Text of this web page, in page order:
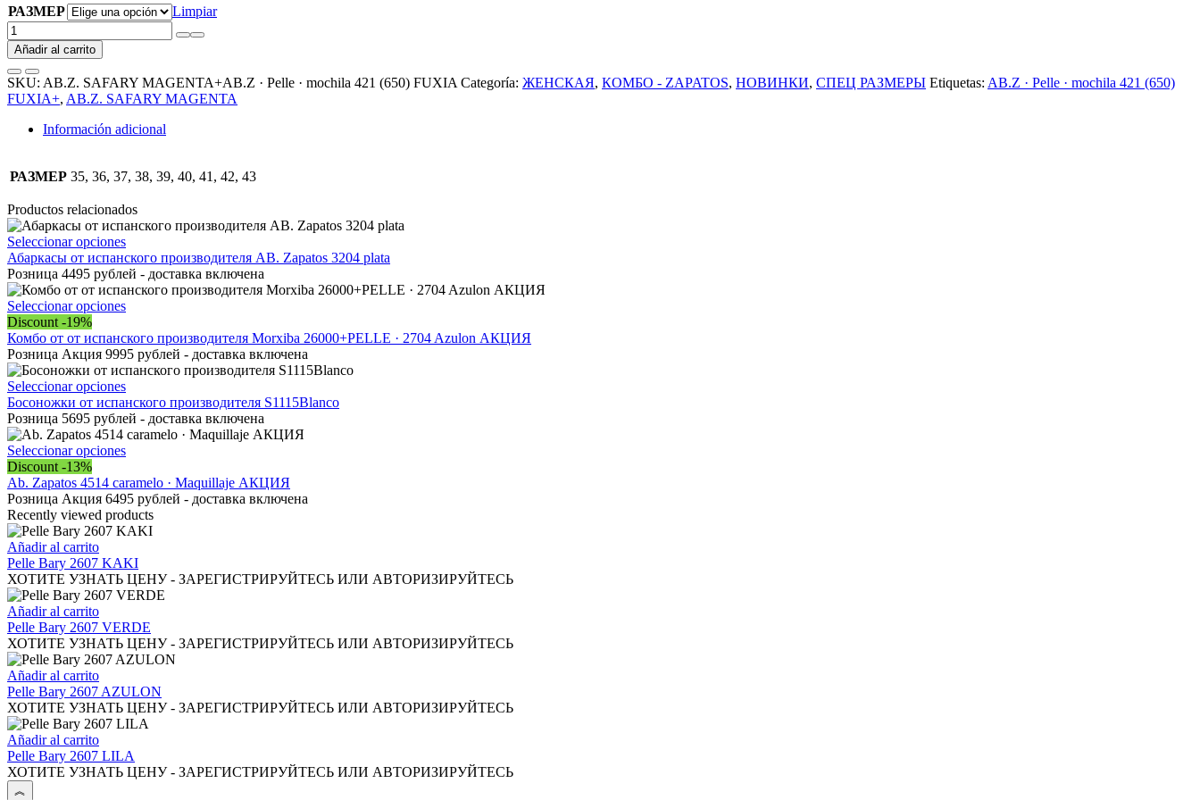
РАЗМЕР
Limpiar
КОМБО
AB.Z.
SAFARY
MAGENTA+AB.Z
·
Pelle
mochila
(650)
АКЦИЯ
cantidad
Añadir al carrito
SKU: AB.Z. SAFARY MAGENTA+AB.Z · Pelle · mochila 421 (650) FUXIA Categoría: ЖЕНСКАЯ, КОМБО - ZAPATOS, НОВИНКИ, СПЕЦ РАЗМЕРЫ Etiquetas: AB.Z · Pelle · mochila 421 (650)
FUXIA+, AB.Z. SAFARY MAGENTA
Información adicional
РАЗМЕР 35, 36, 37, 38, 39, 40, 41, 42, 43
Productos relacionados
Seleccionar opcionesEste
producto
tiene
múltiples
variantes.
opciones
se
pueden
elegir
en
la
página
de
Абаркасы от испанского производителя AB. Zapatos 3204 plata
Розница 4495 рублей - доставка включена
Seleccionar opcionesEste
tiene
múltiples
variantes.
Las
opciones
se
pueden
elegir
la
página
de
producto
Discount -19%
Комбо от от испанского производителя Morxiba 26000+PELLE · 2704 Azulon АКЦИЯ
Розница Акция 9995 рублей - доставка включена
Seleccionar opcionesEste
producto
tiene
múltiples
variantes.
opciones
se
pueden
elegir
la
página
de
Босоножки от испанского производителя S1115Blanco
Розница 5695 рублей - доставка включена
Seleccionar opcionesEste
tiene
múltiples
variantes.
Las
se
pueden
elegir
la
página
de
Discount -13%
Ab. Zapatos 4514 caramelo · Maquillaje АКЦИЯ
Розница Акция 6495 рублей - доставка включена
Recently viewed products
Añadir al carrito
Pelle Bary 2607 KAKI
ХОТИТЕ УЗНАТЬ ЦЕНУ - ЗАРЕГИСТРИРУЙТЕСЬ ИЛИ АВТОРИЗИРУЙТЕСЬ
Añadir al carrito
Pelle Bary 2607 VERDE
ХОТИТЕ УЗНАТЬ ЦЕНУ - ЗАРЕГИСТРИРУЙТЕСЬ ИЛИ АВТОРИЗИРУЙТЕСЬ
Añadir al carrito
Pelle Bary 2607 AZULON
ХОТИТЕ УЗНАТЬ ЦЕНУ - ЗАРЕГИСТРИРУЙТЕСЬ ИЛИ АВТОРИЗИРУЙТЕСЬ
Añadir al carrito
Pelle Bary 2607 LILA
ХОТИТЕ УЗНАТЬ ЦЕНУ - ЗАРЕГИСТРИРУЙТЕСЬ ИЛИ АВТОРИЗИРУЙТЕСЬ